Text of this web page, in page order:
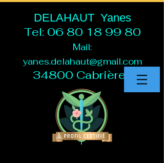
DELAHAUT Yanes
Tel: 06 80 18 99 80
Mail:
yanes.delahaut@gmail.com
34800 Cabrières